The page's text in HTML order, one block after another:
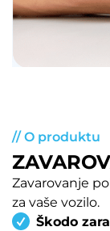
// O produktu
Zavarovanje
za vaše vozilo.
Škodo